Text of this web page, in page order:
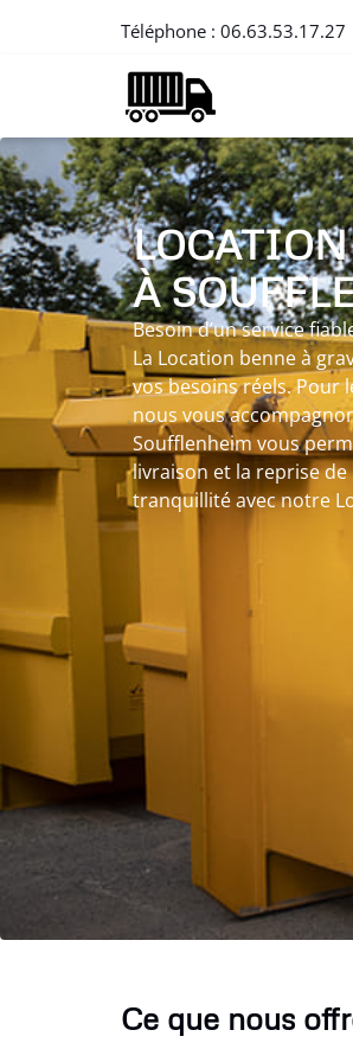
Téléphone : 06.63.53.17.27
À
Besoin d’un service
La Location benne à
vos besoins réels. Pour
nous vous
Soufflenheim vous
livraison et la reprise de
tranquillité avec notre
Ce que nous